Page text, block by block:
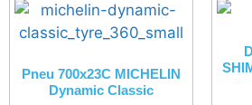
Pneu 700x23C MICHELIN
Dynamic Classic